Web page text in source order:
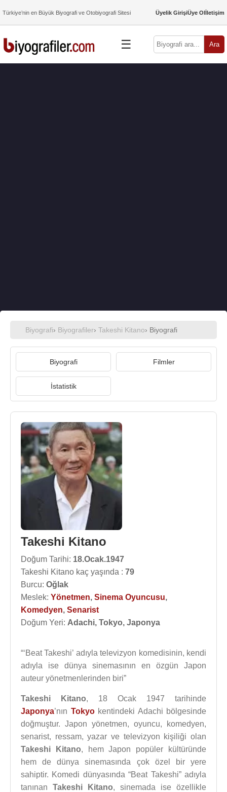
Türkiye’nin en Büyük Biyografi ve Otobiyografi Sitesi Üyelik GirişiÜye Olİletişim
☰ Ara
Biyografi› Biyografiler› Takeshi Kitano› Biyografi
Biyografi Filmler
İstatistik
Takeshi Kitano
Doğum Tarihi: 18.Ocak.1947
Takeshi Kitano kaç yaşında : 79
Burcu: Oğlak
Meslek: Yönetmen, Sinema Oyuncusu,
Komedyen, Senarist
Doğum Yeri: Adachi, Tokyo, Japonya
“‘Beat Takeshi’ adıyla televizyon komedisinin, kendi
adıyla ise dünya sinemasının en özgün Japon
auteur yönetmenlerinden biri”
Takeshi Kitano, 18 Ocak 1947 tarihinde
Japonya’nın Tokyokentindeki Adachi bölgesinde
doğmuştur. Japon yönetmen, oyuncu, komedyen,
senarist, ressam, yazar ve televizyon kişiliği olan
Takeshi Kitano, hem Japon popüler kültüründe
hem de dünya sinemasında çok özel bir yere
sahiptir. Komedi dünyasında “Beat Takeshi” adıyla
tanınan Takeshi Kitano, sinemada ise özellikle